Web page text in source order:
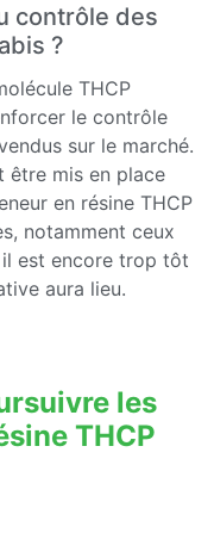
contrôle des
?
THCP
le contrôle
sur le marché.
être mis en place
en résine THCP
notamment ceux
il est encore trop tôt
aura lieu.
les
THCP